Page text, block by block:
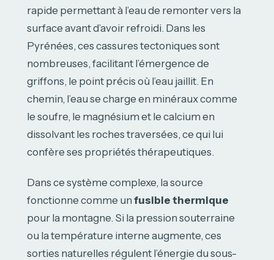
rapide permettant à l’eau de remonter vers la
surface avant d’avoir refroidi. Dans les
Pyrénées, ces cassures tectoniques sont
nombreuses, facilitant l’émergence de
griffons, le point précis où l’eau jaillit. En
chemin, l’eau se charge en minéraux comme
le soufre, le magnésium et le calcium en
dissolvant les roches traversées, ce qui lui
confère ses propriétés thérapeutiques.
Dans ce système complexe, la source
fonctionne comme un fusible thermique
pour la montagne. Si la pression souterraine
ou la température interne augmente, ces
sorties naturelles régulent l’énergie du sous-